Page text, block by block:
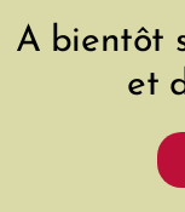
A bientôt
et